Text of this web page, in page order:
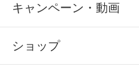
キャンペーン・動画
ショップ